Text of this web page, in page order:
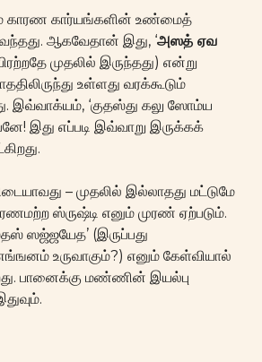
காரண கார்யங்களின் உண்மைத்
ஆகவேதான் இது, ‘அஸத் ஏவ
முதலில் இருந்தது) என்று
உள்ளது வரக்கூடும்
இவ்வாக்யம், ‘குதஸ்து கலு ஸோம்ய
இது எப்படி இவ்வாறு இருக்கக்
– முதலில் இல்லாதது மட்டுமே
ஸ்ருஷ்டி எனும் முரண் ஏற்படும்.
ஸஜ்ஜயேத’ (இருப்பது
உருவாகும்?) எனும் கேள்வியால்
பானைக்கு மண்ணின் இயல்பு